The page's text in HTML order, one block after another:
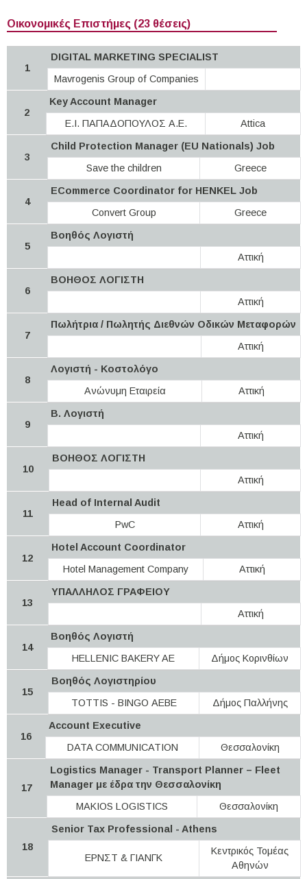
Οικονομικές Επιστήμες (23 θέσεις)
1
DIGITAL MARKETING SPECIALIST
Mavrogenis Group of Companies
2
Key Account Manager
Ε.Ι. ΠΑΠΑΔΟΠΟΥΛΟΣ Α.Ε.
Attica
3
Child Protection Manager (EU Nationals) Job
Save the children
Greece
4
ECommerce Coordinator for HENKEL Job
Convert Group
Greece
5
Βοηθός Λογιστή
Αττική
6
ΒΟΗΘΟΣ ΛΟΓΙΣΤΗ
Αττική
7
Πωλήτρια / Πωλητής Διεθνών Οδικών Μεταφορών
Αττική
8
Λογιστή - Κοστολόγο
Ανώνυμη Εταιρεία
Αττική
9
Β. Λογιστή
Αττική
10
ΒΟΗΘΟΣ ΛΟΓΙΣΤΗ
Αττική
11
Head of Internal Audit
PwC
Αττική
12
Hotel Account Coordinator
Hotel Management Company
Αττική
13
ΥΠΑΛΛΗΛΟΣ ΓΡΑΦΕΙΟΥ
Αττική
14
Βοηθός Λογιστή
HELLENIC BAKERY AE
Δήμος Κορινθίων
15
Βοηθός Λογιστηρίου
TOTTIS - BINGO ΑΕΒΕ
Δήμος Παλλήνης
16
Account Executive
DATA COMMUNICATION
Θεσσαλονίκη
17
Logistics Manager - Transport Planner – Fleet
Manager με έδρα την Θεσσαλονίκη
MAKIOS LOGISTICS
Θεσσαλονίκη
18
Senior Tax Professional - Athens
ΕΡΝΣΤ & ΓΙΑΝΓΚ
Κεντρικός Τομέας
Αθηνών